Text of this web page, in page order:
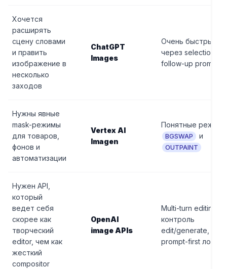
Хочется
расширять
сцену словами
и править
изображение в
несколько
заходов
ChatGPT
Images
Очень быстрый
через selection и
follow-up prompts
Нужны явные
mask-режимы
для товаров,
фонов и
автоматизации
Vertex AI
Imagen
Понятные режимы
BGSWAP и
OUTPAINT
Нужен API,
который
ведет себя
скорее как
творческий
editor, чем как
жесткий
compositor
OpenAI
image APIs
Multi-turn editing,
контроль
edit/generate,
prompt-first логика